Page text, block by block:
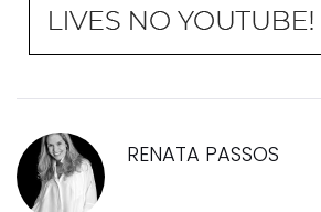
RENATA PASSOS